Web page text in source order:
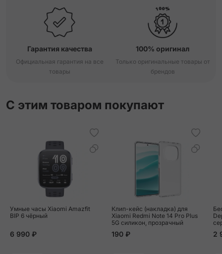
Гарантия качества
Официальная гарантия на все
товары
100% оригинал
Только оригинальные товары от
брендов
С этим товаром покупают
Умные часы Xiaomi Amazfit
BIP 6 чёрный
6 990 ₽
Клип-кейс (накладка) для
Xiaomi Redmi Note 14 Pro Plus
5G силикон, прозрачный
190 ₽ 2